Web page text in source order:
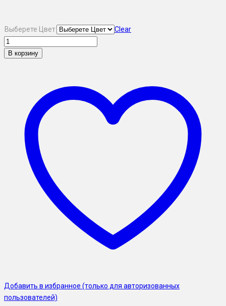
Выберете Цвет Clear
В корзину
Добавить в избранное (только для авторизованных
пользователей)